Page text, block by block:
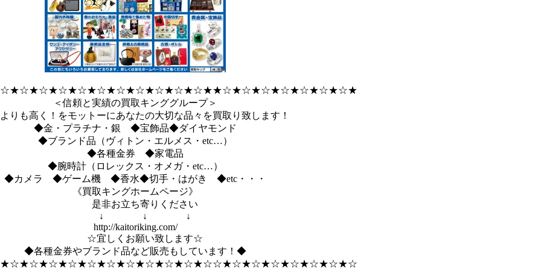
＜信頼と実績の買取キンググループ＞
りも高く！をモットーにあなたの大切な品々を買取り致します！
◆金・プラチナ・銀 ◆宝飾品◆ダイヤモンド
◆ブランド品（ヴィトン・エルメス・etc…）
◆各種金券 ◆家電品
◆腕時計（ロレックス・オメガ・etc…）
◆カメラ ◆ゲーム機 ◆香水◆切手・はがき ◆etc・・・
《買取キングホームページ》
是非お立ち寄りください
↓ ↓ ↓
http://kaitoriking.com/
☆宜しくお願い致します☆
◆各種金券やブランド品など販売もしています！◆